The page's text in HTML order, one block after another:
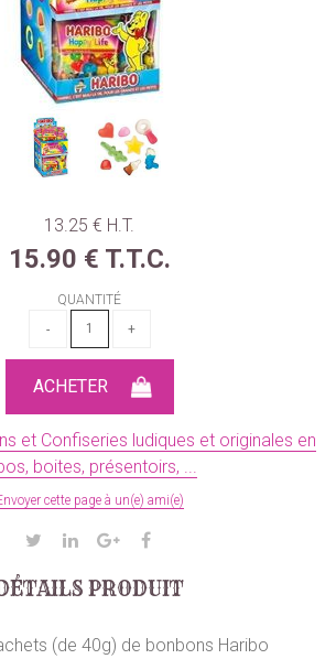
13.25 € H.T.
15.90 € T.T.C.
QUANTITÉ
et Confiseries ludiques et originales en
boites, présentoirs, ...
cette page à un(e) ami(e)
PRODUIT
(de 40g) de bonbons Haribo